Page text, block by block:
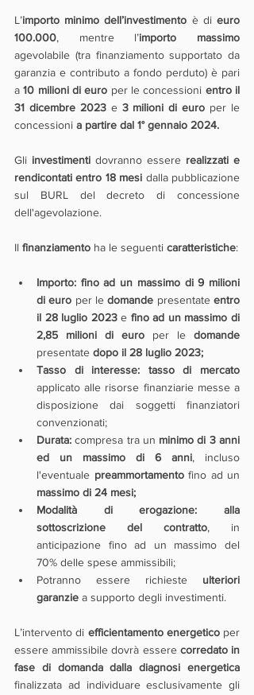
L’importo minimo dell’investimento è di euro
100.000, mentre l’importo massimo
agevolabile (tra finanziamento supportato da
garanzia e contributo a fondo perduto) è pari
a 10 milioni di euro per le concessioni entro il
31 dicembre 2023 e 3 milioni di euro per le
concessioni a partire dal 1° gennaio 2024.
Gli investimenti dovranno essere realizzati e
rendicontati entro 18 mesi dalla pubblicazione
sul BURL del decreto di concessione
dell'agevolazione.
Il finanziamento ha le seguenti caratteristiche:
Importo: fino ad un massimo di 9 milioni
di euro per le domande presentate entro
il 28 luglio 2023 e fino ad un massimo di
2,85 milioni di euro per le
presentate dopo il 28 luglio 2023;
Tasso di interesse: tasso di mercato
applicato alle risorse finanziarie messe a
disposizione dai soggetti finanziatori
convenzionati;
Durata: compresa tra un minimo di 3 anni
ed un massimo di 6 anni, incluso
l'eventuale preammortamento
massimo di 24 mesi;
Modalità di erogazione: alla
sottoscrizione del contratto, in
anticipazione fino ad un massimo del
70% delle spese ammissibili;
Potranno essere richieste ulteriori
garanzie a supporto degli investimenti.
L’intervento di efficientamento energetico per
essere ammissibile dovrà essere corredato in
fase di domanda dalla diagnosi energetica
finalizzata ad individuare esclusivamente gli